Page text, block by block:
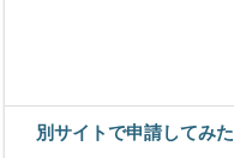
別サイトで申請してみた